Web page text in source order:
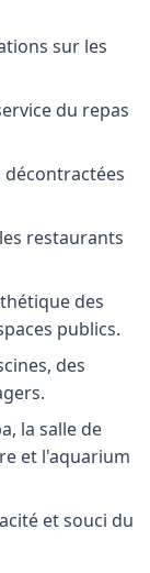
sur les
du repas
restaurants
des
publics.
des
la salle de
et l'aquarium
et souci du